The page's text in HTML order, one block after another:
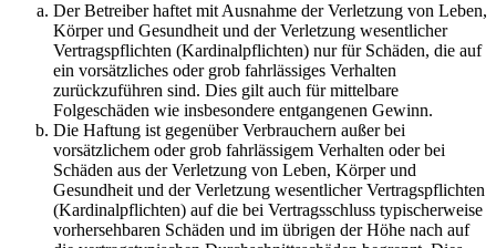
Der Betreiber haftet mit Ausnahme der Verletzung von Leben,
Körper und Gesundheit und der Verletzung wesentlicher
Vertragspflichten (Kardinalpflichten) nur für Schäden, die auf
ein vorsätzliches oder grob fahrlässiges Verhalten
zurückzuführen sind. Dies gilt auch für mittelbare
Folgeschäden wie insbesondere entgangenen Gewinn.
Die Haftung ist gegenüber Verbrauchern außer bei
vorsätzlichem oder grob fahrlässigem Verhalten oder bei
Schäden aus der Verletzung von Leben, Körper und
Gesundheit und der Verletzung wesentlicher Vertragspflichten
(Kardinalpflichten) auf die bei Vertragsschluss typischerweise
vorhersehbaren Schäden und im übrigen der Höhe nach auf